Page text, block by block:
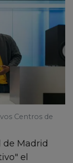
Centros de
de Madrid
el